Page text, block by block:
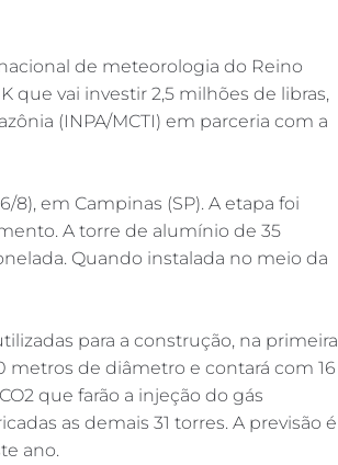
de meteorologia do Reino
vai investir 2,5 milhões de libras,
(INPA/MCTI) em parceria com a
em Campinas (SP). A etapa foi
A torre de alumínio de 35
Quando instalada no meio da
para a construção, na primeira
metros de diâmetro e contará com 16
que farão a injeção do gás
as demais 31 torres. A previsão é
ano.